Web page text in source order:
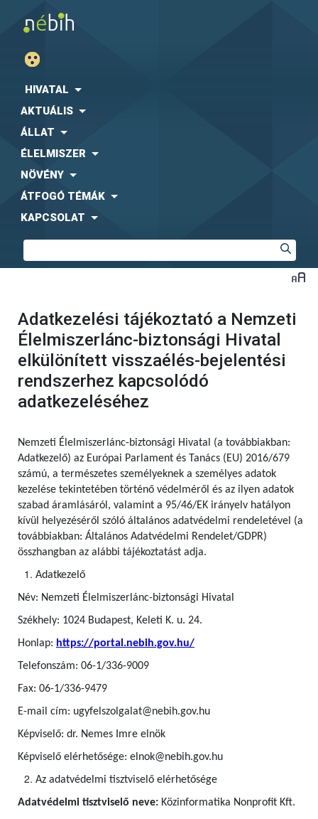
HIVATAL
AKTUÁLIS
ÁLLAT
ÉLELMISZER
NÖVÉNY
ÁTFOGÓ TÉMÁK
KAPCSOLAT
Adatkezelési tájékoztató a Nemzeti
Élelmiszerlánc-biztonsági Hivatal
elkülönített visszaélés-bejelentési
rendszerhez kapcsolódó
adatkezeléséhez
Nemzeti Élelmiszerlánc-biztonsági Hivatal (a továbbiakban:
Adatkezelő) az Európai Parlament és Tanács (EU) 2016/679
számú, a természetes személyeknek a személyes adatok
kezelése tekintetében történő védelméről és az ilyen adatok
szabad áramlásáról, valamint a 95/46/EK irányelv hatályon
kívül helyezéséről szóló általános adatvédelmi rendeletével (a
továbbiakban: Általános Adatvédelmi Rendelet/GDPR)
összhangban az alábbi tájékoztatást adja.
Adatkezelő
Név: Nemzeti Élelmiszerlánc-biztonsági Hivatal
Székhely: 1024 Budapest, Keleti K. u. 24.
Honlap: https://portal.nebih.gov.hu/
Telefonszám: 06-1/336-9009
Fax: 06-1/336-9479
E-mail cím: ugyfelszolgalat@nebih.gov.hu
Képviselő: dr. Nemes Imre elnök
Képviselő elérhetősége: elnok@nebih.gov.hu
Az adatvédelmi tisztviselő elérhetősége
Adatvédelmi tisztviselő neve: Közinformatika Nonprofit Kft.